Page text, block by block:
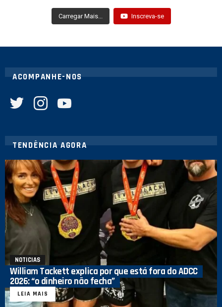
Carregar Mais... Inscreva-se
ACOMPANHE-NOS
TENDÊNCIA AGORA
NOTICIAS
William Tackett explica por que está fora do ADCC
2026: “o dinheiro não fecha”
LEIA MAIS